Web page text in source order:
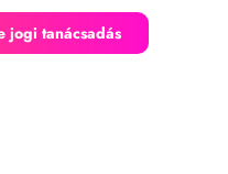
jogi tanácsadás